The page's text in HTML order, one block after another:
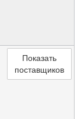
Показать
поставщиков